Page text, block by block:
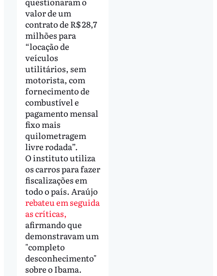
valor de um
contrato de R$ 28,7
milhões para
“locação de
veículos
utilitários, sem
motorista, com
fornecimento de
combustível e
pagamento mensal
fixo mais
quilometragem
livre rodada”.
O instituto utiliza
os carros para fazer
fiscalizações em
todo o país. Araújo
rebateu em seguida
as críticas,
afirmando que
demonstravam um
"completo
desconhecimento"
sobre o Ibama.